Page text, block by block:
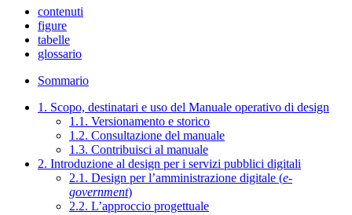
contenuti
figure
tabelle
glossario
Sommario
1. Scopo, destinatari e uso del Manuale operativo di design
1.1. Versionamento e storico
1.2. Consultazione del manuale
1.3. Contribuisci al manuale
2. Introduzione al design per i servizi pubblici digitali
2.1. Design per l’amministrazione digitale (e-
government)
2.2. L’approccio progettuale